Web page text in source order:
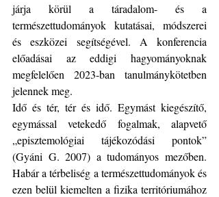
járja körül a táradalom- és a
természettudományok kutatásai, módszerei
és eszközei segítségével. A konferencia
előadásai az eddigi hagyományoknak
megfelelően 2023-ban tanulmánykötetben
jelennek meg.
Idő és tér, tér és idő. Egymást kiegészítő,
egymással vetekedő fogalmak, alapvető
„episztemológiai tájékozódási pontok”
(Gyáni G. 2007) a tudományos mezőben.
Habár a térbeliség a természettudományok és
ezen belül kiemelten a fizika territóriumához